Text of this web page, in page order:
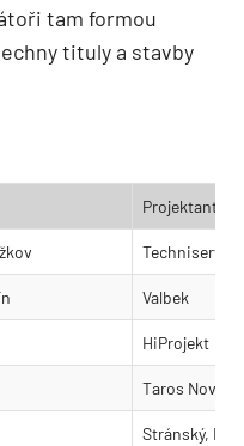
tam formou
tituly a stavby
Projektant
Techniserv
Valbek
HiProjekt
Taros Nova
Stránský,